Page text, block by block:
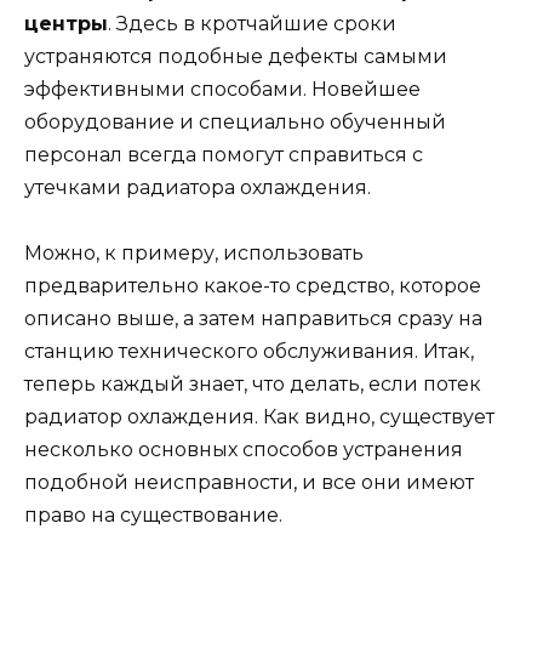
центры. Здесь в кротчайшие сроки
устраняются подобные дефекты самыми
эффективными способами. Новейшее
оборудование и специально обученный
персонал всегда помогут справиться с
утечками радиатора охлаждения.
Можно, к примеру, использовать
предварительно какое-то средство, которое
описано выше, а затем направиться сразу на
станцию технического обслуживания. Итак,
теперь каждый знает, что делать, если потек
радиатор охлаждения. Как видно, существует
несколько основных способов устранения
подобной неисправности, и все они имеют
право на существование.